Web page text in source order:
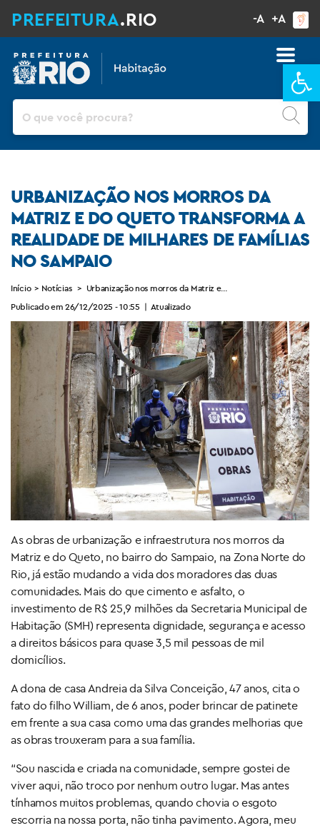
PREFEITURA.RIO -A +A
URBANIZAÇÃO NOS MORROS DA
MATRIZ E DO QUETO TRANSFORMA A
REALIDADE DE MILHARES DE FAMÍLIAS
NO SAMPAIO
Início > Notícias > Urbanização nos morros da Matriz e do Queto transforma a
Publicado em 26/12/2025 - 10:55 | Atualizado
As obras de urbanização e infraestrutura nos morros da
Matriz e do Queto, no bairro do Sampaio, na Zona Norte do
Rio, já estão mudando a vida dos moradores das duas
comunidades. Mais do que cimento e asfalto, o
investimento de R$ 25,9 milhões da Secretaria Municipal de
Habitação (SMH) representa dignidade, segurança e acesso
a direitos básicos para quase 3,5 mil pessoas de mil
domicílios.
A dona de casa Andreia da Silva Conceição, 47 anos, cita o
fato do filho William, de 6 anos, poder brincar de patinete
em frente a sua casa como uma das grandes melhorias que
as obras trouxeram para a sua família.
“Sou nascida e criada na comunidade, sempre gostei de
viver aqui, não troco por nenhum outro lugar. Mas antes
tínhamos muitos problemas, quando chovia o esgoto
escorria na nossa porta, não tinha pavimento. Agora, meu